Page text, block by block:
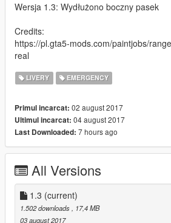
Wersja 1.3: Wydłużono boczny pasek
Credits:
https://pl.gta5-mods.com/paintjobs/
real
LIVERY EMERGENCY
Primul incarcat: 02 august 2017
Ultimul incarcat: 04 august 2017
Last Downloaded: 7 hours ago
All Versions
1.3 (current)
1.502 downloads, 17,4 MB
03 august 2017